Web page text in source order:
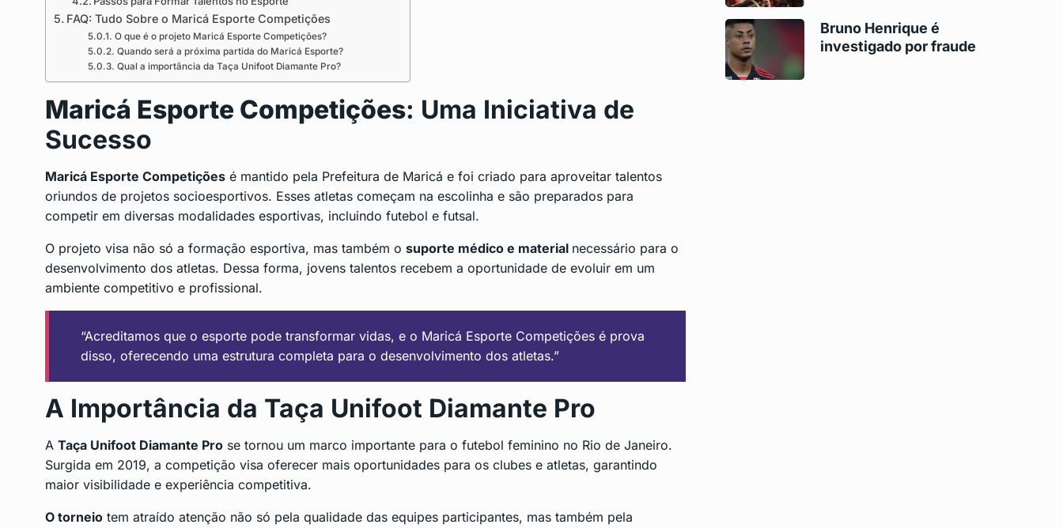
FAQ: Tudo Sobre o Maricá Esporte Competições
O que é o projeto Maricá Esporte Competições?
Quando será a próxima partida do Maricá Esporte?
Qual a importância da Taça Unifoot Diamante Pro?
Maricá Esporte Competições: Uma Iniciativa de
Sucesso
Maricá Esporte Competições é mantido pela Prefeitura de Maricá e foi criado para aproveitar talentos
oriundos de projetos socioesportivos. Esses atletas começam na escolinha e são preparados para
competir em diversas modalidades esportivas, incluindo futebol e futsal.
O projeto visa não só a formação esportiva, mas também o suporte médico e material necessário para o
desenvolvimento dos atletas. Dessa forma, jovens talentos recebem a oportunidade de evoluir em um
ambiente competitivo e profissional.
“Acreditamos que o esporte pode transformar vidas, e o Maricá Esporte Competições é prova
disso, oferecendo uma estrutura completa para o desenvolvimento dos atletas.”
A Importância da Taça Unifoot Diamante Pro
A Taça Unifoot Diamante Pro se tornou um marco importante para o futebol feminino no Rio de Janeiro.
Surgida em 2019, a competição visa oferecer mais oportunidades para os clubes e atletas, garantindo
maior visibilidade e experiência competitiva.
O torneio tem atraído atenção não só pela qualidade das equipes participantes, mas também pela
Bruno Henrique é
investigado por fraude